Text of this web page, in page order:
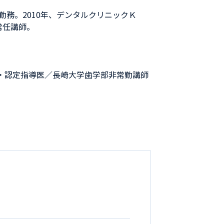
務。2010年、デンタルクリニックＫ
講師。
定指導医／長崎大学歯学部非常勤講師